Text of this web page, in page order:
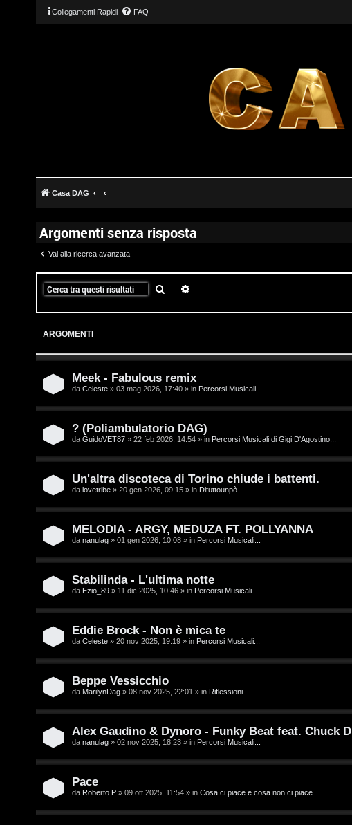
Collegamenti Rapidi FAQ
Casa DAG
Argomenti senza risposta
Vai alla ricerca avanzata
Cerca
ARGOMENTI
Meek - Fabulous remix
da Celeste » 03 mag 2026, 17:40 » in Percorsi Musicali...
? (Poliambulatorio DAG)
da GuidoVET87 » 22 feb 2026, 14:54 » in Percorsi Musicali di Gigi D'Agostino...
Un'altra discoteca di Torino chiude i battenti.
da lovetribe » 20 gen 2026, 09:15 » in Dituttounpò
MELODIA - ARGY, MEDUZA FT. POLLYANNA
da nanulag » 01 gen 2026, 10:08 » in Percorsi Musicali...
Stabilinda - L'ultima notte
da Ezio_89 » 11 dic 2025, 10:46 » in Percorsi Musicali...
Eddie Brock - Non è mica te
da Celeste » 20 nov 2025, 19:19 » in Percorsi Musicali...
Beppe Vessicchio
da MarilynDag » 08 nov 2025, 22:01 » in Riflessioni
Alex Gaudino & Dynoro - Funky Beat feat. Chuck D
da nanulag » 02 nov 2025, 18:23 » in Percorsi Musicali...
Pace
da Roberto P » 09 ott 2025, 11:54 » in Cosa ci piace e cosa non ci piace